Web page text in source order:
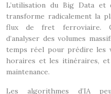
L’utilisation du Big Data et
transforme radicalement la
flux de fret ferroviaire.
d’analyser des volumes
temps réel pour prédire les
horaires et les itinéraires,
maintenance.
Les algorithmes d’IA